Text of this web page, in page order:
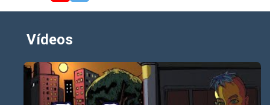
Em Solis, você explora a cidade, investiga o ambiente
ao seu redor e conversa com os habitantes e colegas
que encontra. As decisões no jogo têm peso,
Vídeos